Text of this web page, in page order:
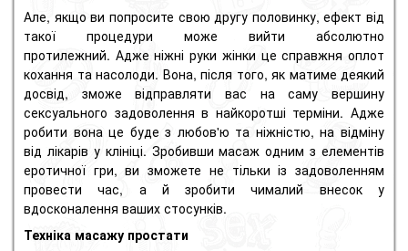
Але, якщо ви попросите свою другу половинку, ефект від
такої процедури може вийти абсолютно
протилежний. Адже ніжні руки жінки це справжня оплот
кохання та насолоди. Вона, після того, як матиме деякий
досвід, зможе відправляти вас на саму вершину
сексуального задоволення в найкоротші терміни. Адже
робити вона це буде з любов'ю та ніжністю, на відміну
від лікарів у клініці. Зробивши масаж одним з елементів
еротичної гри, ви зможете не тільки із задоволенням
провести час, а й зробити чималий внесок у
вдосконалення ваших стосунків.
Техніка масажу простати